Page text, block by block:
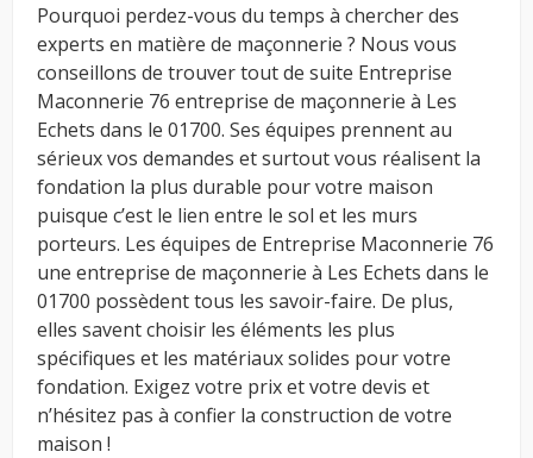
Pourquoi perdez-vous du temps à chercher des
experts en matière de maçonnerie ? Nous vous
conseillons de trouver tout de suite Entreprise
Maconnerie 76 entreprise de maçonnerie à Les
Echets dans le 01700. Ses équipes prennent au
sérieux vos demandes et surtout vous réalisent la
fondation la plus durable pour votre maison
puisque c’est le lien entre le sol et les murs
porteurs. Les équipes de Entreprise Maconnerie 76
une entreprise de maçonnerie à Les Echets dans le
01700 possèdent tous les savoir-faire. De plus,
elles savent choisir les éléments les plus
spécifiques et les matériaux solides pour votre
fondation. Exigez votre prix et votre devis et
n’hésitez pas à confier la construction de votre
maison !